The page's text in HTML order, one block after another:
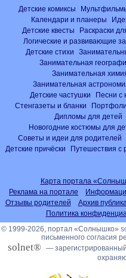
Детские комиксы
Календари и планеры
Детские квесты
Раскраски
Логические и развивающие
Детские стихи
Занимательная
Занимательная
Занимательная
Детские частушки
Песни с
Стенгазеты и бланки
Дипломы для детей
Новогодние костюмы для
Советы и идеи для родителей
Детские причёски
Путешествия с
Карта портала
Реклама на портале
Отзывы родителей
Архив
Политика
© 1999-2026, портал «Солнышко»
письменного согласия
solnet® —